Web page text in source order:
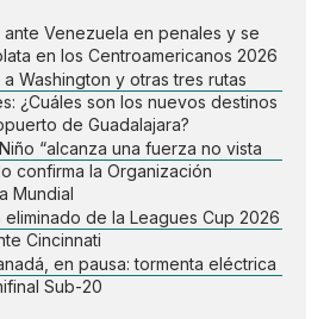
Venezuela en penales y se
en los Centroamericanos 2026
Washington y otras tres rutas
¿Cuáles son los nuevos destinos
de Guadalajara?
“alcanza una fuerza no vista
confirma la Organización
Mundial
eliminado de la Leagues Cup 2026
Cincinnati
en pausa: tormenta eléctrica
Sub-20